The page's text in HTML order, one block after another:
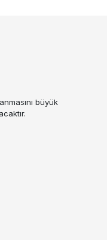
büyük